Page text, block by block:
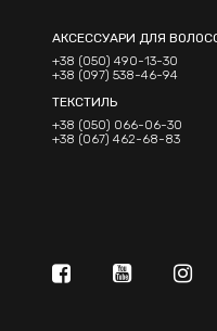
АКСЕССУАРИ ДЛЯ
+38 (050) 490-13-30
+38 (097) 538-46-94
ТЕКСТИЛЬ
+38 (050) 066-06-30
+38 (067) 462-68-83